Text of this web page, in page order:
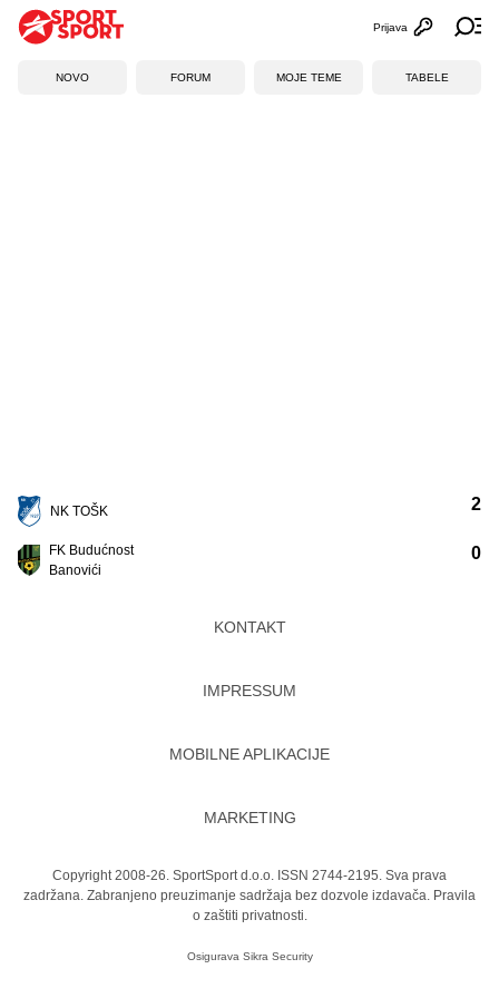
Otvori
Prijava
NOVO FORUM MOJE TEME TABELE
NK TOŠK
FK Budućnost
Banovići
2
0
KONTAKT
IMPRESSUM
MOBILNE APLIKACIJE
MARKETING
Copyright 2008-26. SportSport d.o.o. ISSN 2744-2195. Sva prava
zadržana. Zabranjeno preuzimanje sadržaja bez dozvole izdavača. Pravila
o zaštiti privatnosti.
Osigurava Sikra Security